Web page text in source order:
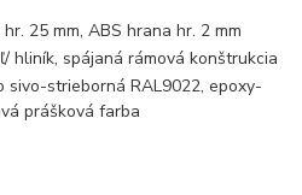
25 mm, ABS hrana hr. 2 mm
hliník, spájaná rámová konštrukcia
sivo-strieborná RAL9022, epoxy-
prášková farba